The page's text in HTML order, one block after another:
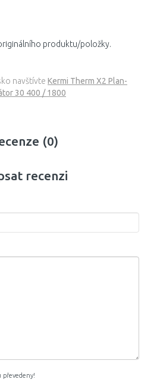
produktu/položky.
navštívte Kermi Therm X2 Plan-
30 400 / 1800
(0)
recenzi
převedeny!